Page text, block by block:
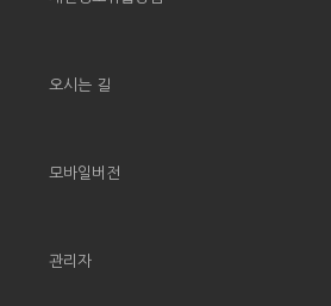
오시는 길
모바일버전
관리자